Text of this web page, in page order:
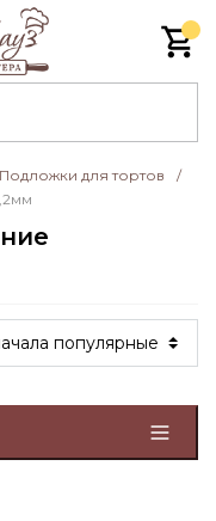
Подложки для тортов
/